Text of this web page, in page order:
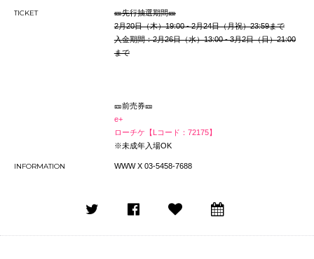
TICKET
🎫先行抽選期間🎫
2月20日（木）19:00 - 2月24日（月祝）23:59まで
入金期間：2月26日（水）13:00 - 3月2日（日）21:00
まで
🎫前売券🎫
e+
ローチケ【Lコード：72175】
※未成年入場OK
INFORMATION WWW X 03-5458-7688